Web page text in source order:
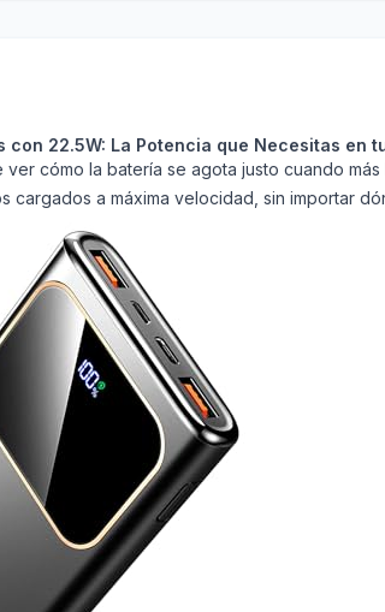
con 22.5W: La Potencia que Necesitas en
cómo la batería se agota justo cuando
cargados a máxima velocidad, sin importar